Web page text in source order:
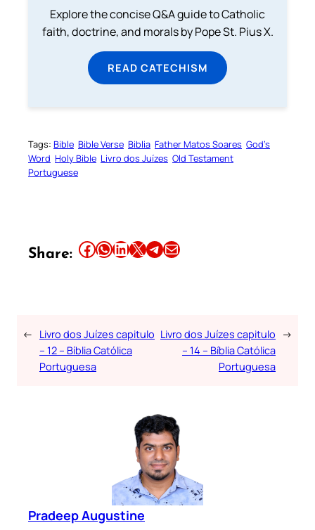
Explore the concise Q&A guide to Catholic
faith, doctrine, and morals by Pope St. Pius X.
READ CATECHISM
Tags: Bible Bible Verse Biblia Father Matos Soares God’s
Word Holy Bible Livro dos Juízes Old Testament
Portuguese
Share: Share this article on Facebook Share this article on WhatsApp Share this article on LinkedIn Share this article on X Share this article on TelegramEmail this Article
← Livro dos Juízes capitulo
– 12 – Bíblia Católica
Portuguesa
Livro dos Juízes capitulo
– 14 – Bíblia Católica
Portuguesa
→
Pradeep Augustine